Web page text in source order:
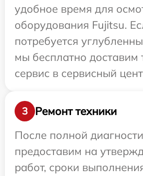
удобное время для
оборудования Fujitsu.
потребуется
мы бесплатно доставим
сервис в сервисный
3
Ремонт техники
После полной
предоставим на
работ, сроки